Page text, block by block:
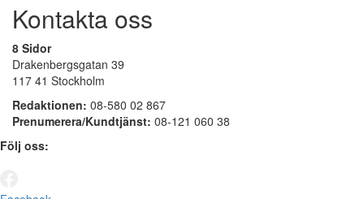
Kontakta oss
8 Sidor
Drakenbergsgatan 39
117 41 Stockholm
Redaktionen: 08-580 02 867
Prenumerera/Kundtjänst: 08-121 060 38
Följ oss: